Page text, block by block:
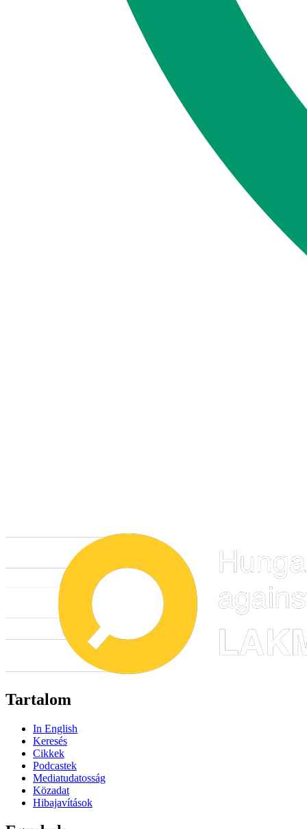
Tartalom
In English
Keresés
Cikkek
Podcastek
Mediatudatosság
Közadat
Hibajavítások